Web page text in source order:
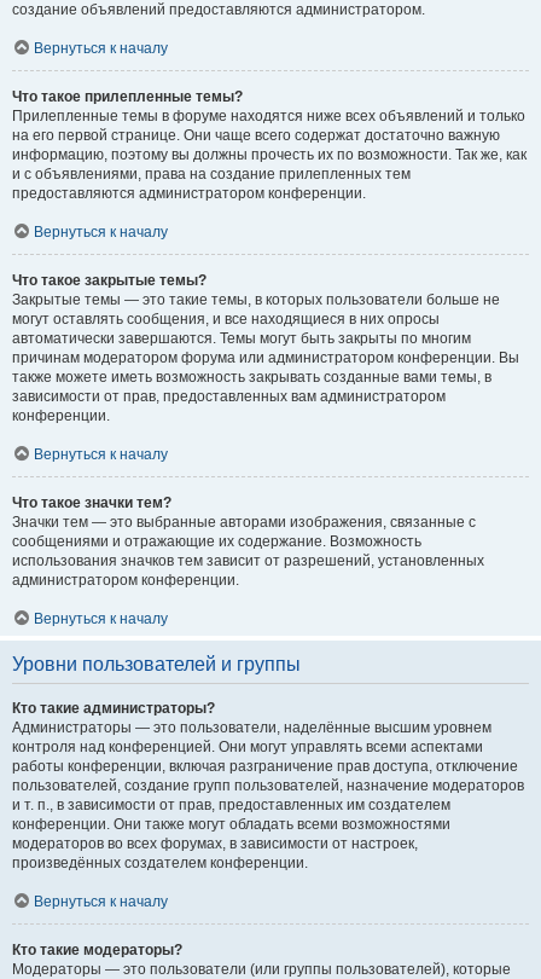
создание объявлений предоставляются администратором.
Вернуться к началу
Что такое прилепленные темы?
Прилепленные темы в форуме находятся ниже всех объявлений и только
на его первой странице. Они чаще всего содержат достаточно важную
информацию, поэтому вы должны прочесть их по возможности. Так же, как
и с объявлениями, права на создание прилепленных тем
предоставляются администратором конференции.
Вернуться к началу
Что такое закрытые темы?
Закрытые темы — это такие темы, в которых пользователи больше не
могут оставлять сообщения, и все находящиеся в них опросы
автоматически завершаются. Темы могут быть закрыты по многим
причинам модератором форума или администратором конференции. Вы
также можете иметь возможность закрывать созданные вами темы, в
зависимости от прав, предоставленных вам администратором
конференции.
Вернуться к началу
Что такое значки тем?
Значки тем — это выбранные авторами изображения, связанные с
сообщениями и отражающие их содержание. Возможность
использования значков тем зависит от разрешений, установленных
администратором конференции.
Вернуться к началу
Уровни пользователей и группы
Кто такие администраторы?
Администраторы — это пользователи, наделённые высшим уровнем
контроля над конференцией. Они могут управлять всеми аспектами
работы конференции, включая разграничение прав доступа, отключение
пользователей, создание групп пользователей, назначение модераторов
и т. п., в зависимости от прав, предоставленных им создателем
конференции. Они также могут обладать всеми возможностями
модераторов во всех форумах, в зависимости от настроек,
произведённых создателем конференции.
Вернуться к началу
Кто такие модераторы?
Модераторы — это пользователи (или группы пользователей), которые